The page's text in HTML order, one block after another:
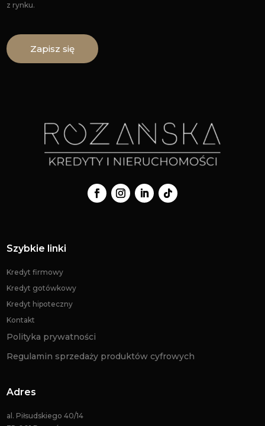
z rynku.
Zapisz się
Szybkie linki
Kredyt firmowy
Kredyt gotówkowy
Kredyt hipoteczny
Kontakt
Polityka prywatności
Regulamin sprzedaży produktów cyfrowych
Adres
al. Piłsudskiego 40/14